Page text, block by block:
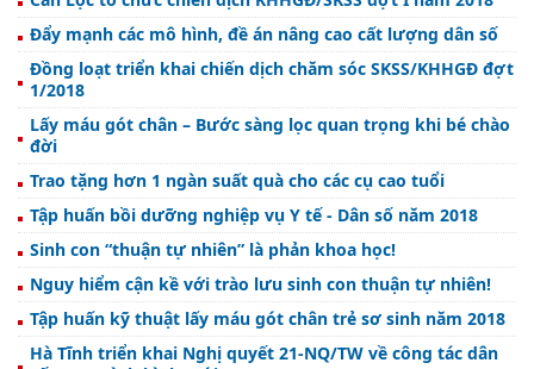
Đẩy mạnh các mô hình, đề án nâng cao cất lượng dân số
Đồng loạt triển khai chiến dịch chăm sóc SKSS/KHHGĐ đợt
1/2018
Lấy máu gót chân – Bước sàng lọc quan trọng khi bé chào
đời
Trao tặng hơn 1 ngàn suất quà cho các cụ cao tuổi
Tập huấn bồi dưỡng nghiệp vụ Y tế - Dân số năm 2018
Sinh con “thuận tự nhiên” là phản khoa học!
Nguy hiểm cận kề với trào lưu sinh con thuận tự nhiên!
Tập huấn kỹ thuật lấy máu gót chân trẻ sơ sinh năm 2018
Hà Tĩnh triển khai Nghị quyết 21-NQ/TW về công tác dân